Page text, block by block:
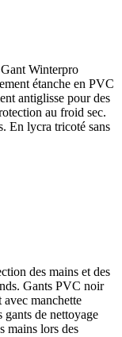
Winterpro
étanche en PVC
antiglisse pour des
au froid sec.
En lycra tricoté sans
des mains et des
Gants PVC noir
manchette
gants de nettoyage
mains lors des